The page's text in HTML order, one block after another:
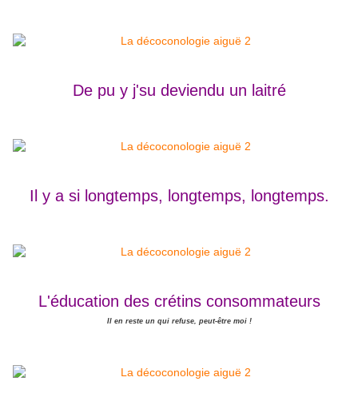
De pu y j'su deviendu un laitré
Il y a si longtemps, longtemps, longtemps.
L'éducation des crétins consommateurs
Il en reste un qui refuse, peut-être moi !